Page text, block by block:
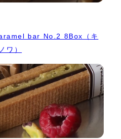
bar No.2 8Box（キ
ワ）